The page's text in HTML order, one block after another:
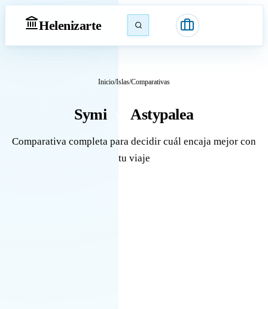
Helenizarte
Inicio/Islas/Comparativas
Symi Astypalea
Comparativa completa para decidir cuál encaja mejor con
tu viaje